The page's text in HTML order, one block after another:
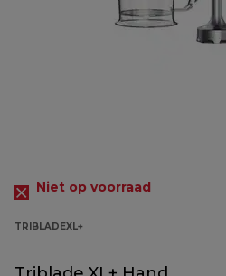
Niet op voorraad
TRIBLADEXL+